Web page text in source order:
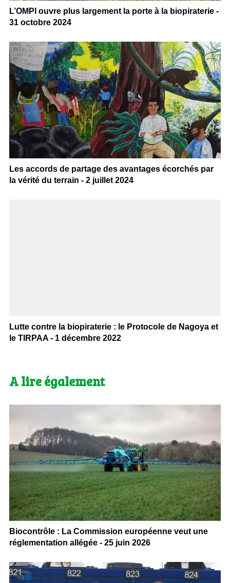
L’OMPI ouvre plus largement la porte à la biopiraterie -
31 octobre 2024
Les accords de partage des avantages écorchés par
la vérité du terrain - 2 juillet 2024
Lutte contre la biopiraterie : le Protocole de Nagoya et
le TIRPAA - 1 décembre 2022
A lire également
Biocontrôle : La Commission européenne veut une
réglementation allégée - 25 juin 2026